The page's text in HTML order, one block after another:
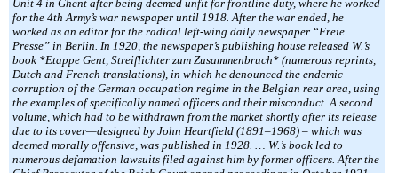
Unit 4 in Ghent after being deemed unfit for frontline duty, where he worked
for the 4th Army’s war newspaper until 1918. After the war ended, he
worked as an editor for the radical left-wing daily newspaper “Freie
Presse” in Berlin. In 1920, the newspaper’s publishing house released W.’s
book *Etappe Gent, Streiflichter zum Zusammenbruch* (numerous reprints,
Dutch and French translations), in which he denounced the endemic
corruption of the German occupation regime in the Belgian rear area, using
the examples of specifically named officers and their misconduct. A second
volume, which had to be withdrawn from the market shortly after its release
due to its cover—designed by John Heartfield (1891–1968) – which was
deemed morally offensive, was published in 1928. … W.’s book led to
numerous defamation lawsuits filed against him by former officers. After the